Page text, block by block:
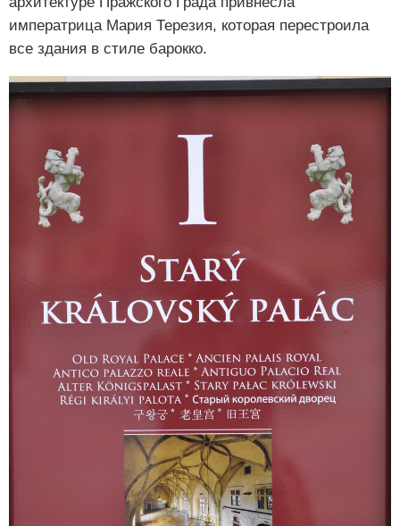
императрица Мария Терезия, которая перестроила
все здания в стиле барокко.